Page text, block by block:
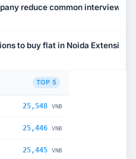
reduce common interview
to buy flat in Noida Extension?
TOP 5
25,548 VNĐ
25,446 VNĐ
25,445 VNĐ